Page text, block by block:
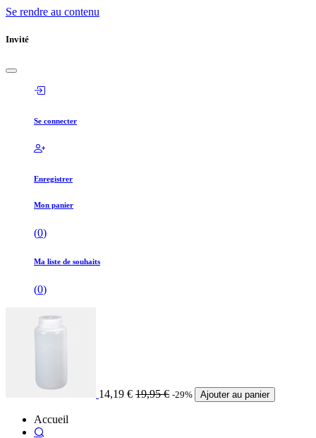
Se rendre au contenu
Invité
Se connecter
Enregistrer
Mon panier
(0)
Ma liste de souhaits
(0)
14,19 € 19,95€ -29% Ajouter au panier
Accueil